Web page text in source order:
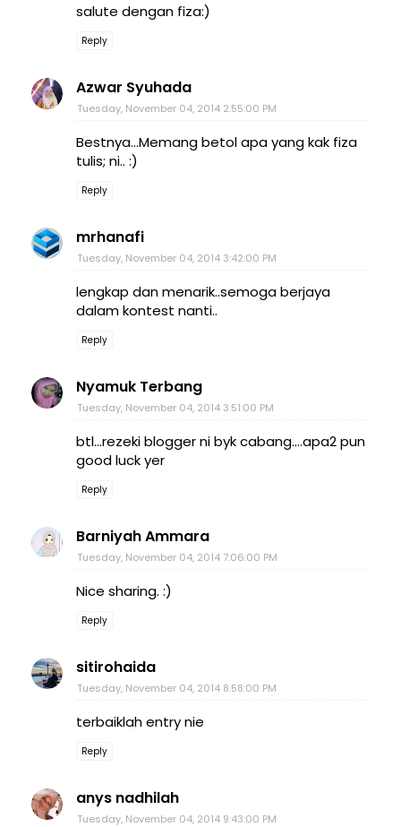
salute dengan fiza:)
Reply
Azwar Syuhada
Tuesday, November 04, 2014 2:55:00 PM
Bestnya...Memang betol apa yang kak fiza
tulis; ni.. :)
Reply
mrhanafi
Tuesday, November 04, 2014 3:42:00 PM
lengkap dan menarik..semoga berjaya
dalam kontest nanti..
Reply
Nyamuk Terbang
Tuesday, November 04, 2014 3:51:00 PM
btl...rezeki blogger ni byk cabang....apa2 pun
good luck yer
Reply
Barniyah Ammara
Tuesday, November 04, 2014 7:06:00 PM
Nice sharing. :)
Reply
sitirohaida
Tuesday, November 04, 2014 8:58:00 PM
terbaiklah entry nie
Reply
anys nadhilah
Tuesday, November 04, 2014 9:43:00 PM